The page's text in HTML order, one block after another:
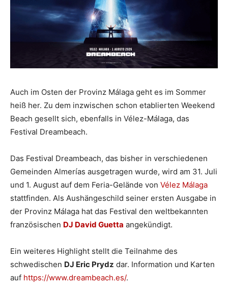
Auch im Osten der Provinz Málaga geht es im Sommer
heiß her. Zu dem inzwischen schon etablierten Weekend
Beach gesellt sich, ebenfalls in Vélez-Málaga, das
Festival Dreambeach.
Das Festival Dreambeach, das bisher in verschiedenen
Gemeinden Almerías ausgetragen wurde, wird am 31. Juli
und 1. August auf dem Feria-Gelände von Vélez Málaga
stattfinden. Als Aushängeschild seiner ersten Ausgabe in
der Provinz Málaga hat das Festival den weltbekannten
französischen DJ David Guetta angekündigt.
Ein weiteres Highlight stellt die Teilnahme des
schwedischen DJ Eric Prydz dar. Information und Karten
auf https://www.dreambeach.es/.